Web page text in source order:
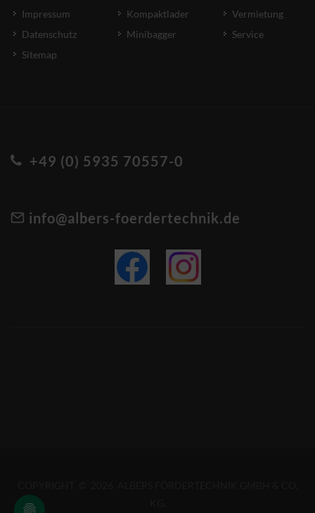
Impressum
Datenschutz
Sitemap
Kompaktlader
Minibagger
Vermietung
Service
+49 (0) 5935 70557-0
info@albers-foerdertechnik.de